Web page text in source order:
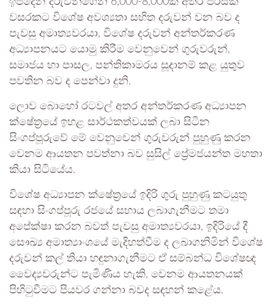
වසරකට විශේෂ අවශ්‍යතා සහිත දරුවන් වන බව ද
පැවසු අමාත්‍යවරයා, විශේෂ දරුවන් අන්තර්කරණ
අධ්‍යාපනයට යොමු කිරීම වෙනුවෙන් ගුරුවරුන්,
සමාජය හා පාසල, පන්තිකාමරය සූදානම් කළ යුතුව
පවතින බව ද පෙන්වා දුනි.
ලොව බොහෝ රටවල් අතර අන්තර්කරණ අධ්‍යාපන
ක්ෂේත්‍රයේ ඉහළ සාර්ථකත්වයක් ලබා සිටින
සිංගප්පූරුවේ මේ වෙනුවෙන් ‍ගුරුවරුන් පුහුණු කරන
වෙනම ආයතන පවත්නා බව සුසිල් ප්‍රේමජයන්ත මහතා
කියා සිටියේය.
විශේෂ අධ්‍යාපන ක්ෂේත්‍රයේ ඉදිරි ගුරු පුහුණු කටයුතු
සඳහා සිංගප්පූරු රජයේ සහාය ලබාගැනීමට තමා
අපේක්ෂා කරන බවත් පැවසු අමාත්‍යවරයා, ඉදිරියේ දී
සෞඛ්‍ය අමාත්‍යාංශයේ මැදිහත්වීම ද ලබාගනිමින් විශේෂ
දරුවන් කල් තියා හඳුනාගැනීමට ඒ සම්බන්ධ විශේෂඥ
වෛද්‍යවරුන්ට පැමිණිය හැකි, වෙනම ආයතනයක්
පිහිටුවීමට පියවර ගන්නා බවද සඳහන් කළේය.